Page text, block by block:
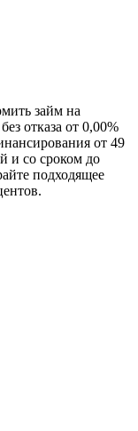
займ на
отказа от 0,00%
от 49
и со сроком до
подходящее